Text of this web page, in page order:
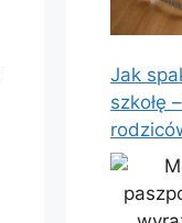
Jak
szkołę